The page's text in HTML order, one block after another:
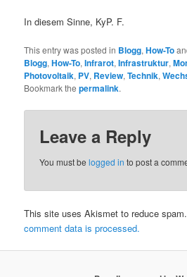
In diesem Sinne, KyP. F.
This entry was posted in Blogg,How-To
Blogg,How-To,Infrarot,Infrastruktur,
Photovoltaik, PV, Review,Technik,
Bookmark thepermalink.
Leave a Reply
You must belogged in to post a
This site uses Akismet to reduce spam.
comment data is processed.